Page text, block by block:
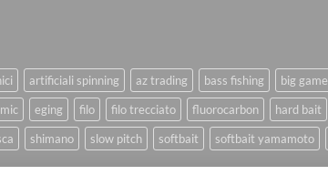
artificiali spinning az trading bass fishing big game
eging filo filo trecciato fluorocarbon hard bait
shimano slow pitch softbait softbait yamamoto